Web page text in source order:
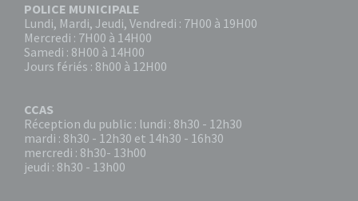
POLICE MUNICIPALE
Lundi, Mardi, Jeudi, Vendredi : 7H00 à 19H00
Mercredi : 7H00 à 14H00
Samedi : 8H00 à 14H00
Jours fériés : 8h00 à 12H00
CCAS
Réception du public : lundi : 8h30 - 12h30
mardi : 8h30 - 12h30 et 14h30 - 16h30
mercredi : 8h30- 13h00
jeudi : 8h30 - 13h00